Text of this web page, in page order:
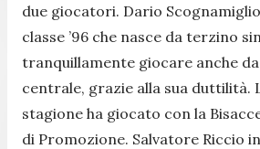
due giocatori. Dario
classe ’96 che nasce da terzino
tranquillamente giocare anche
centrale, grazie alla sua duttilità.
stagione ha giocato con la
di Promozione. Salvatore Riccio